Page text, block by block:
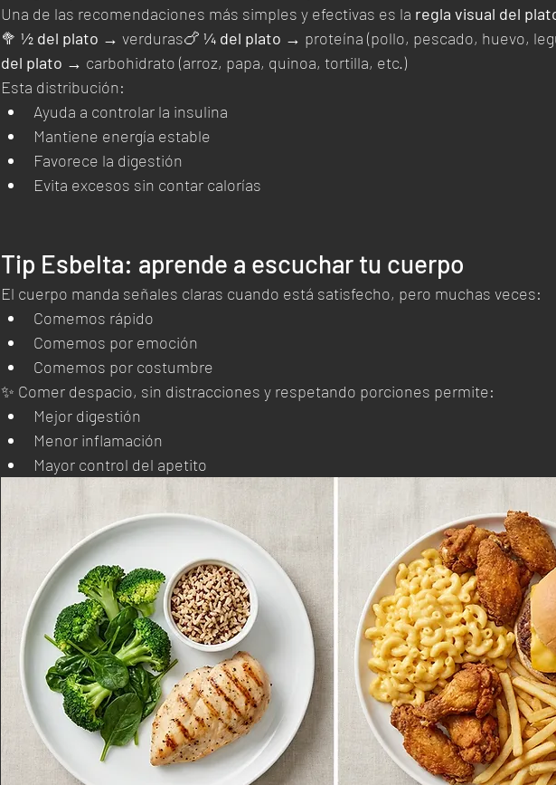
Una de las recomendaciones más simples y efectivas es la regla visual del
🥦 ½ del plato → verduras🍗 ¼ del plato → proteína (pollo, pescado, huevo,
del plato → carbohidrato (arroz, papa, quinoa, tortilla, etc.)
Esta distribución:
Ayuda a controlar la insulina
Mantiene energía estable
Favorece la digestión
Evita excesos sin contar calorías
Tip Esbelta: aprende a escuchar tu cuerpo
El cuerpo manda señales claras cuando está satisfecho, pero muchas veces:
Comemos rápido
Comemos por emoción
Comemos por costumbre
✨ Comer despacio, sin distracciones y respetando porciones permite:
Mejor digestión
Menor inflamación
Mayor control del apetito